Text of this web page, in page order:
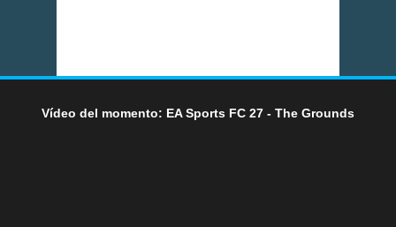
Vídeo del momento: EA Sports FC 27 - The Grounds